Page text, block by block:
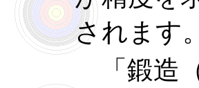
されます。
「鍛造